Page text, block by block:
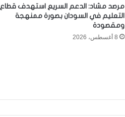
مرصد مشاد: الدعم السريع استهدف قطاع
التعليم في السودان بصورة ممنهجة
ومقصودة
8 أغسطس، 2026